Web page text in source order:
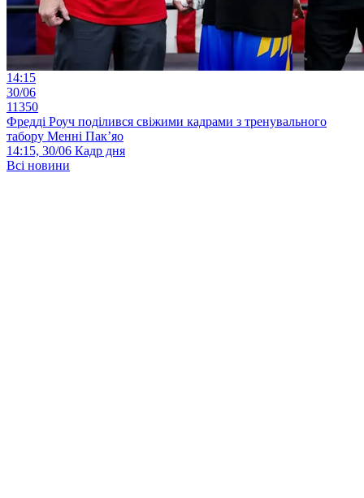
14:15
30/06
11350
Фредді Роуч поділився свіжими кадрами з тренувального
табору Менні Пак’яо
14:15, 30/06 Кадр дня
Всі новини